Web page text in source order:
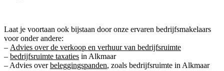
Laat je voortaan ook bijstaan door onze ervaren bedrijfsmakelaars
voor onder andere:
– Advies over de verkoop en verhuur van bedrijfsruimte
– bedrijfsruimte taxaties in Alkmaar
– Advies overbeleggingspanden, zoals bedrijfsruimte in Alkmaar